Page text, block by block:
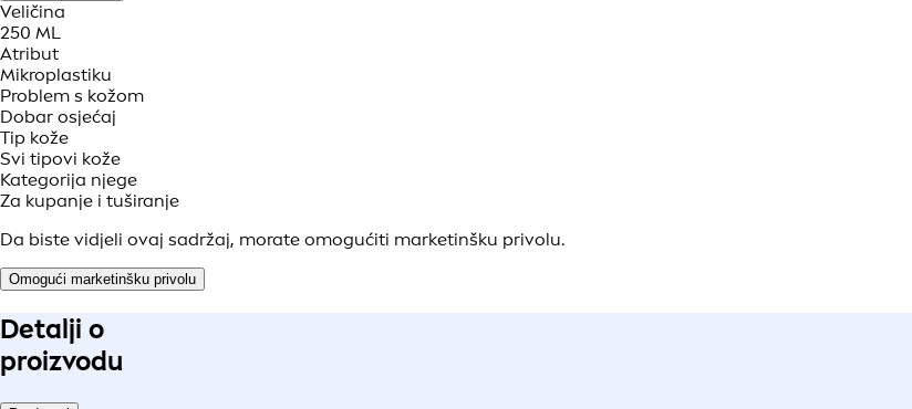
Veličina
250 ML
Atribut
Mikroplastiku
Problem s kožom
Dobar osjećaj
Tip kože
Svi tipovi kože
Kategorija njege
Za kupanje i tuširanje
Da biste vidjeli ovaj sadržaj, morate omogućiti marketinšku privolu.
Omogući marketinšku privolu
Detalji o
proizvodu